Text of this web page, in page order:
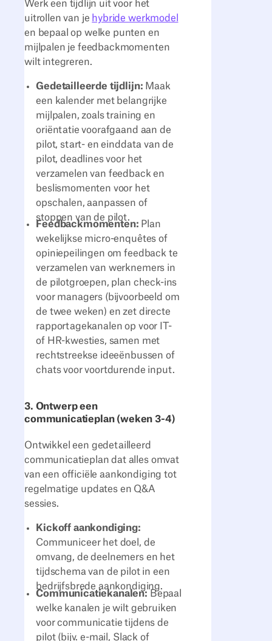
Werk een tijdlijn uit voor het
uitrollen van je hybride werkmodel
en bepaal op welke punten en
mijlpalen je feedbackmomenten
wilt integreren.
Gedetailleerde tijdlijn: Maak
een kalender met belangrijke
mijlpalen, zoals training en
oriëntatie voorafgaand aan de
pilot, start- en einddata van de
pilot, deadlines voor het
verzamelen van feedback en
beslismomenten voor het
opschalen, aanpassen of
stoppen van de pilot.
Feedbackmomenten: Plan
wekelijkse micro-enquêtes of
opiniepeilingen om feedback te
verzamelen van werknemers in
de pilotgroepen, plan check-ins
voor managers (bijvoorbeeld om
de twee weken) en zet directe
rapportagekanalen op voor IT-
of HR-kwesties, samen met
rechtstreekse ideeënbussen of
chats voor voortdurende input.
3. Ontwerp een
communicatieplan (weken 3-4)
Ontwikkel een gedetailleerd
communicatieplan dat alles omvat
van een officiële aankondiging tot
regelmatige updates en Q&A
sessies.
Kickoff aankondiging:
Communiceer het doel, de
omvang, de deelnemers en het
tijdschema van de pilot in een
bedrijfsbrede aankondiging.
Communicatiekanalen: Bepaal
welke kanalen je wilt gebruiken
voor communicatie tijdens de
pilot (bijv. e-mail, Slack of